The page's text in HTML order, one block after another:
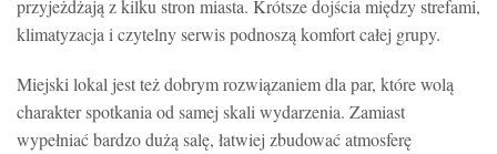
przyjeżdżają z kilku stron miasta. Krótsze dojścia między strefami,
klimatyzacja i czytelny serwis podnoszą komfort całej grupy.
Miejski lokal jest też dobrym rozwiązaniem dla par, które wolą
charakter spotkania od samej skali wydarzenia. Zamiast
wypełniać bardzo dużą salę, łatwiej zbudować atmosferę